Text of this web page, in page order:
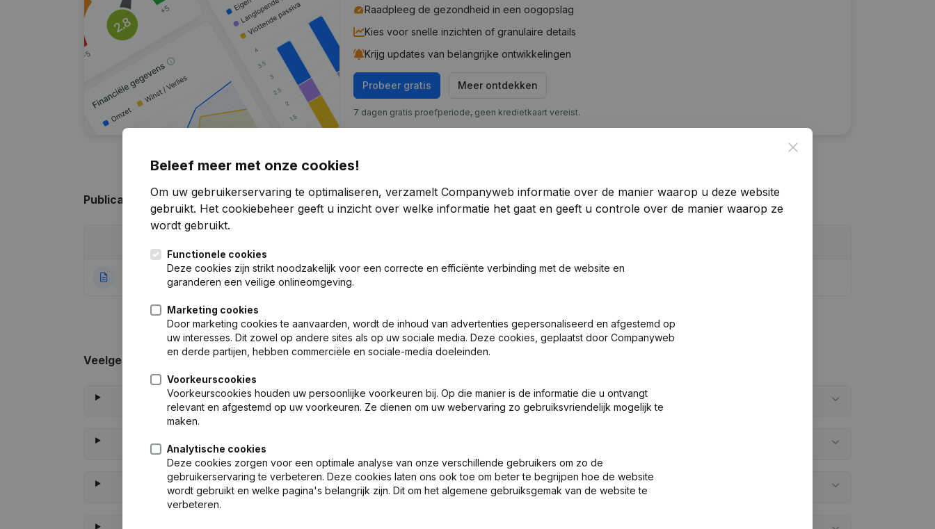
Raadpleeg de gezondheid in een oogopslag
Kies voor snelle inzichten of granulaire details
Krijg updates van belangrijke ontwikkelingen
Probeer gratis Meer ontdekken
7 dagen gratis proefperiode, geen kredietkaart vereist.
Publicaties van Sevis Choice
Rubriek Oprichting (Nieuwe Rechtspersoon, Opening Bijkantoor, enz...)
Veelgestelde vragen
Wat is het btw-nummer van Sevis Choice?
Wanneer werd Sevis Choice opgericht?
Close
Beleef meer met onze cookies!
Om uw gebruikerservaring te optimaliseren, verzamelt Companyweb informatie over de manier waarop u deze website
gebruikt. Het cookiebeheer geeft u inzicht over welke informatie het gaat en geeft u controle over de manier waarop ze
wordt gebruikt.
Functionele cookies
Deze cookies zijn strikt noodzakelijk voor een correcte en efficiënte verbinding met de website en
garanderen een veilige onlineomgeving.
Marketing cookies
Door marketing cookies te aanvaarden, wordt de inhoud van advertenties gepersonaliseerd en afgestemd op
uw interesses. Dit zowel op andere sites als op uw sociale media. Deze cookies, geplaatst door Companyweb
en derde partijen, hebben commerciële en sociale-media doeleinden.
Voorkeurscookies
Voorkeurscookies houden uw persoonlijke voorkeuren bij. Op die manier is de informatie die u ontvangt
relevant en afgestemd op uw voorkeuren. Ze dienen om uw webervaring zo gebruiksvriendelijk mogelijk te
maken.
Analytische cookies
Deze cookies zorgen voor een optimale analyse van onze verschillende gebruikers om zo de
gebruikerservaring te verbeteren. Deze cookies laten ons ook toe om beter te begrijpen hoe de website
wordt gebruikt en welke pagina's belangrijk zijn. Dit om het algemene gebruiksgemak van de website te
verbeteren.